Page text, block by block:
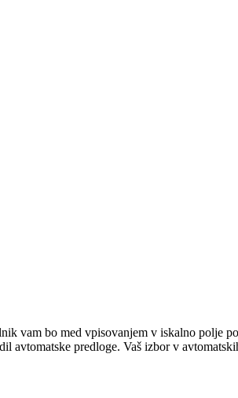
bo med vpisovanjem v iskalno polje
avtomatske predloge. Vaš izbor v